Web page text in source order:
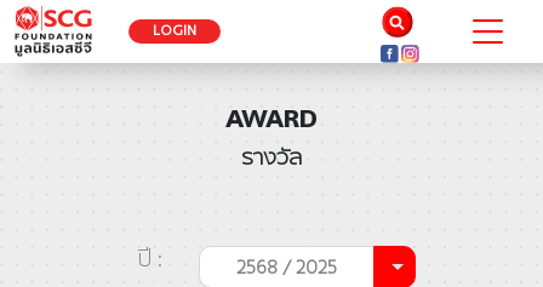
LOGIN
AWARD
รางวัล
ปี : 2568 / 2025